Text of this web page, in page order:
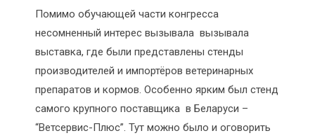
Помимо обучающей части конгресса
несомненный интерес вызывала вызывала
выставка, где были представлены стенды
производителей и импортёров ветеринарных
препаратов и кормов. Особенно ярким был стенд
самого крупного поставщика в Беларуси –
“Ветсервис-Плюс”. Тут можно было и оговорить